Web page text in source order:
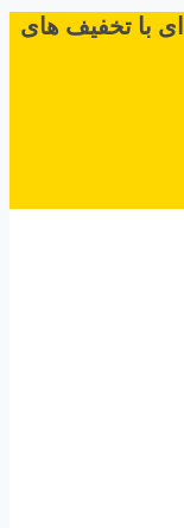
با تخفیف های